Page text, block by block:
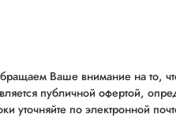
Ваше внимание на то,
публичной офертой,
уточняйте по электронной